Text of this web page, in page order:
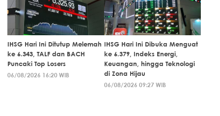
IHSG Hari Ini Ditutup Melemah
ke 6.343, TALF dan BACH
Puncaki Top Losers
06/08/2026 16:20 WIB
IHSG Hari Ini Dibuka Menguat
ke 6.379, Indeks Energi,
Keuangan, hingga Teknologi
di Zona Hijau
06/08/2026 09:27 WIB